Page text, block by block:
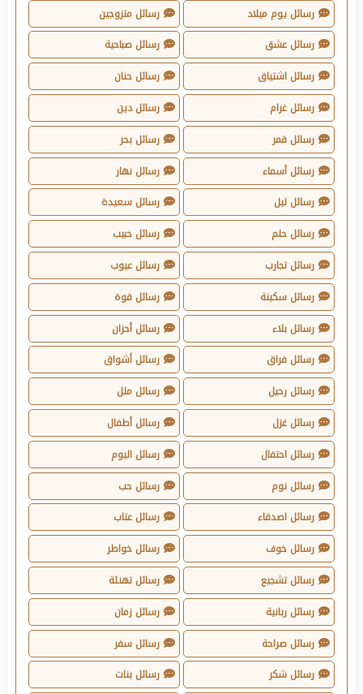
رسائل يوم ميلاد
رسائل متزوجين
رسائل عشق
رسائل صباحية
رسائل اشتياق
رسائل حنان
رسائل غرام
رسائل دين
رسائل قمر
رسائل بحر
رسائل أسماء
رسائل نهار
رسائل ليل
رسائل سعيدة
رسائل حلم
رسائل حبيب
رسائل تجارب
رسائل عيوب
رسائل سكينة
رسائل قوة
رسائل بلاء
رسائل أحزان
رسائل فراق
رسائل أشواق
رسائل رحيل
رسائل ملل
رسائل غزل
رسائل أطفال
رسائل احتفال
رسائل اليوم
رسائل نوم
رسائل حب
رسائل اصدقاء
رسائل عتاب
رسائل خوف
رسائل خواطر
رسائل تشجيع
رسائل تهنئة
رسائل ربانية
رسائل زمان
رسائل صراحة
رسائل سفر
رسائل شكر
رسائل بنات